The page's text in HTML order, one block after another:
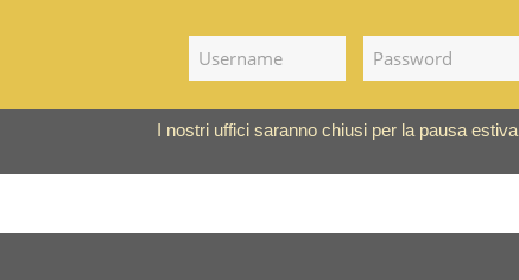
I nostri uffici saranno chiusi per la pausa